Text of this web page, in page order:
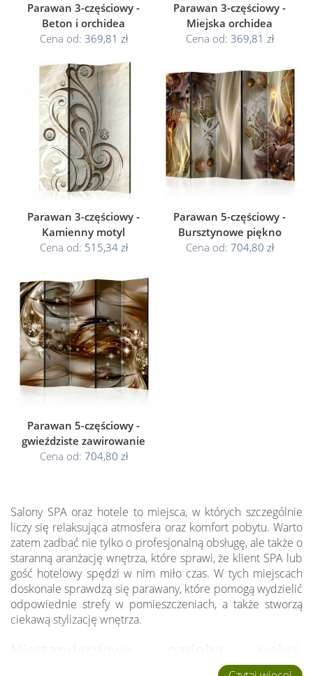
Parawan 3-częściowy -
Beton i orchidea
Cena od: 369,81 zł
Parawan 3-częściowy -
Miejska orchidea
Cena od: 369,81 zł
Parawan 3-częściowy -
Kamienny motyl
Cena od: 515,34 zł
Parawan 5-częściowy -
Bursztynowe piękno
Cena od: 704,80 zł
Parawan 5-częściowy -
gwieździste zawirowanie
Cena od: 704,80 zł
Salony SPA oraz hotele to miejsca, w których szczególnie
liczy się relaksująca atmosfera oraz komfort pobytu. Warto
zatem zadbać nie tylko o profesjonalną obsługę, ale także o
staranną aranżację wnętrza, które sprawi, że klient SPA lub
gość hotelowy spędzi w nim miło czas. W tych miejscach
doskonale sprawdzą się parawany, które pomogą wydzielić
odpowiednie strefy w pomieszczeniach, a także stworzą
ciekawą stylizację wnętrza.
Niestandardowa ozdoba pokoi